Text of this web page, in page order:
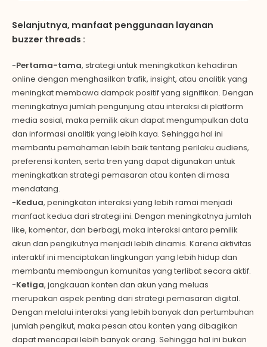
Selanjutnya, manfaat penggunaan layanan
buzzer threads :
-Pertama-tama, strategi untuk meningkatkan kehadiran
online dengan menghasilkan trafik, insight, atau analitik yang
meningkat membawa dampak positif yang signifikan. Dengan
meningkatnya jumlah pengunjung atau interaksi di platform
media sosial, maka pemilik akun dapat mengumpulkan data
dan informasi analitik yang lebih kaya. Sehingga hal ini
membantu pemahaman lebih baik tentang perilaku audiens,
preferensi konten, serta tren yang dapat digunakan untuk
meningkatkan strategi pemasaran atau konten di masa
mendatang.
-Kedua, peningkatan interaksi yang lebih ramai menjadi
manfaat kedua dari strategi ini. Dengan meningkatnya jumlah
like, komentar, dan berbagi, maka interaksi antara pemilik
akun dan pengikutnya menjadi lebih dinamis. Karena aktivitas
interaktif ini menciptakan lingkungan yang lebih hidup dan
membantu membangun komunitas yang terlibat secara aktif.
-Ketiga, jangkauan konten dan akun yang meluas
merupakan aspek penting dari strategi pemasaran digital.
Dengan melalui interaksi yang lebih banyak dan pertumbuhan
jumlah pengikut, maka pesan atau konten yang dibagikan
dapat mencapai lebih banyak orang. Sehingga hal ini bukan